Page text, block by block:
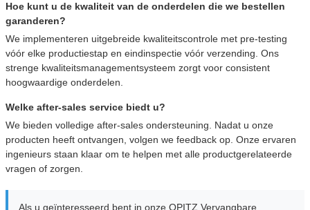
Hoe kunt u de kwaliteit van de onderdelen die we bestellen
garanderen?
We implementeren uitgebreide kwaliteitscontrole met pre-testing
vóór elke productiestap en eindinspectie vóór verzending. Ons
strenge kwaliteitsmanagementsysteem zorgt voor consistent
hoogwaardige onderdelen.
Welke after-sales service biedt u?
We bieden volledige after-sales ondersteuning. Nadat u onze
producten heeft ontvangen, volgen we feedback op. Onze ervaren
ingenieurs staan klaar om te helpen met alle productgerelateerde
vragen of zorgen.
Als u geïnteresseerd bent in onze OPITZ Vervangbare